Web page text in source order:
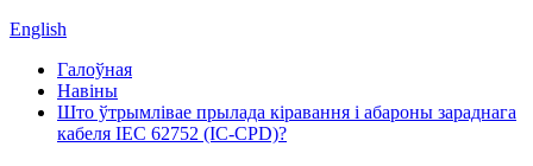
English
Галоўная
Навіны
Што ўтрымлівае прылада кіравання і абароны зараднага
кабеля IEC 62752 (IC-CPD)?